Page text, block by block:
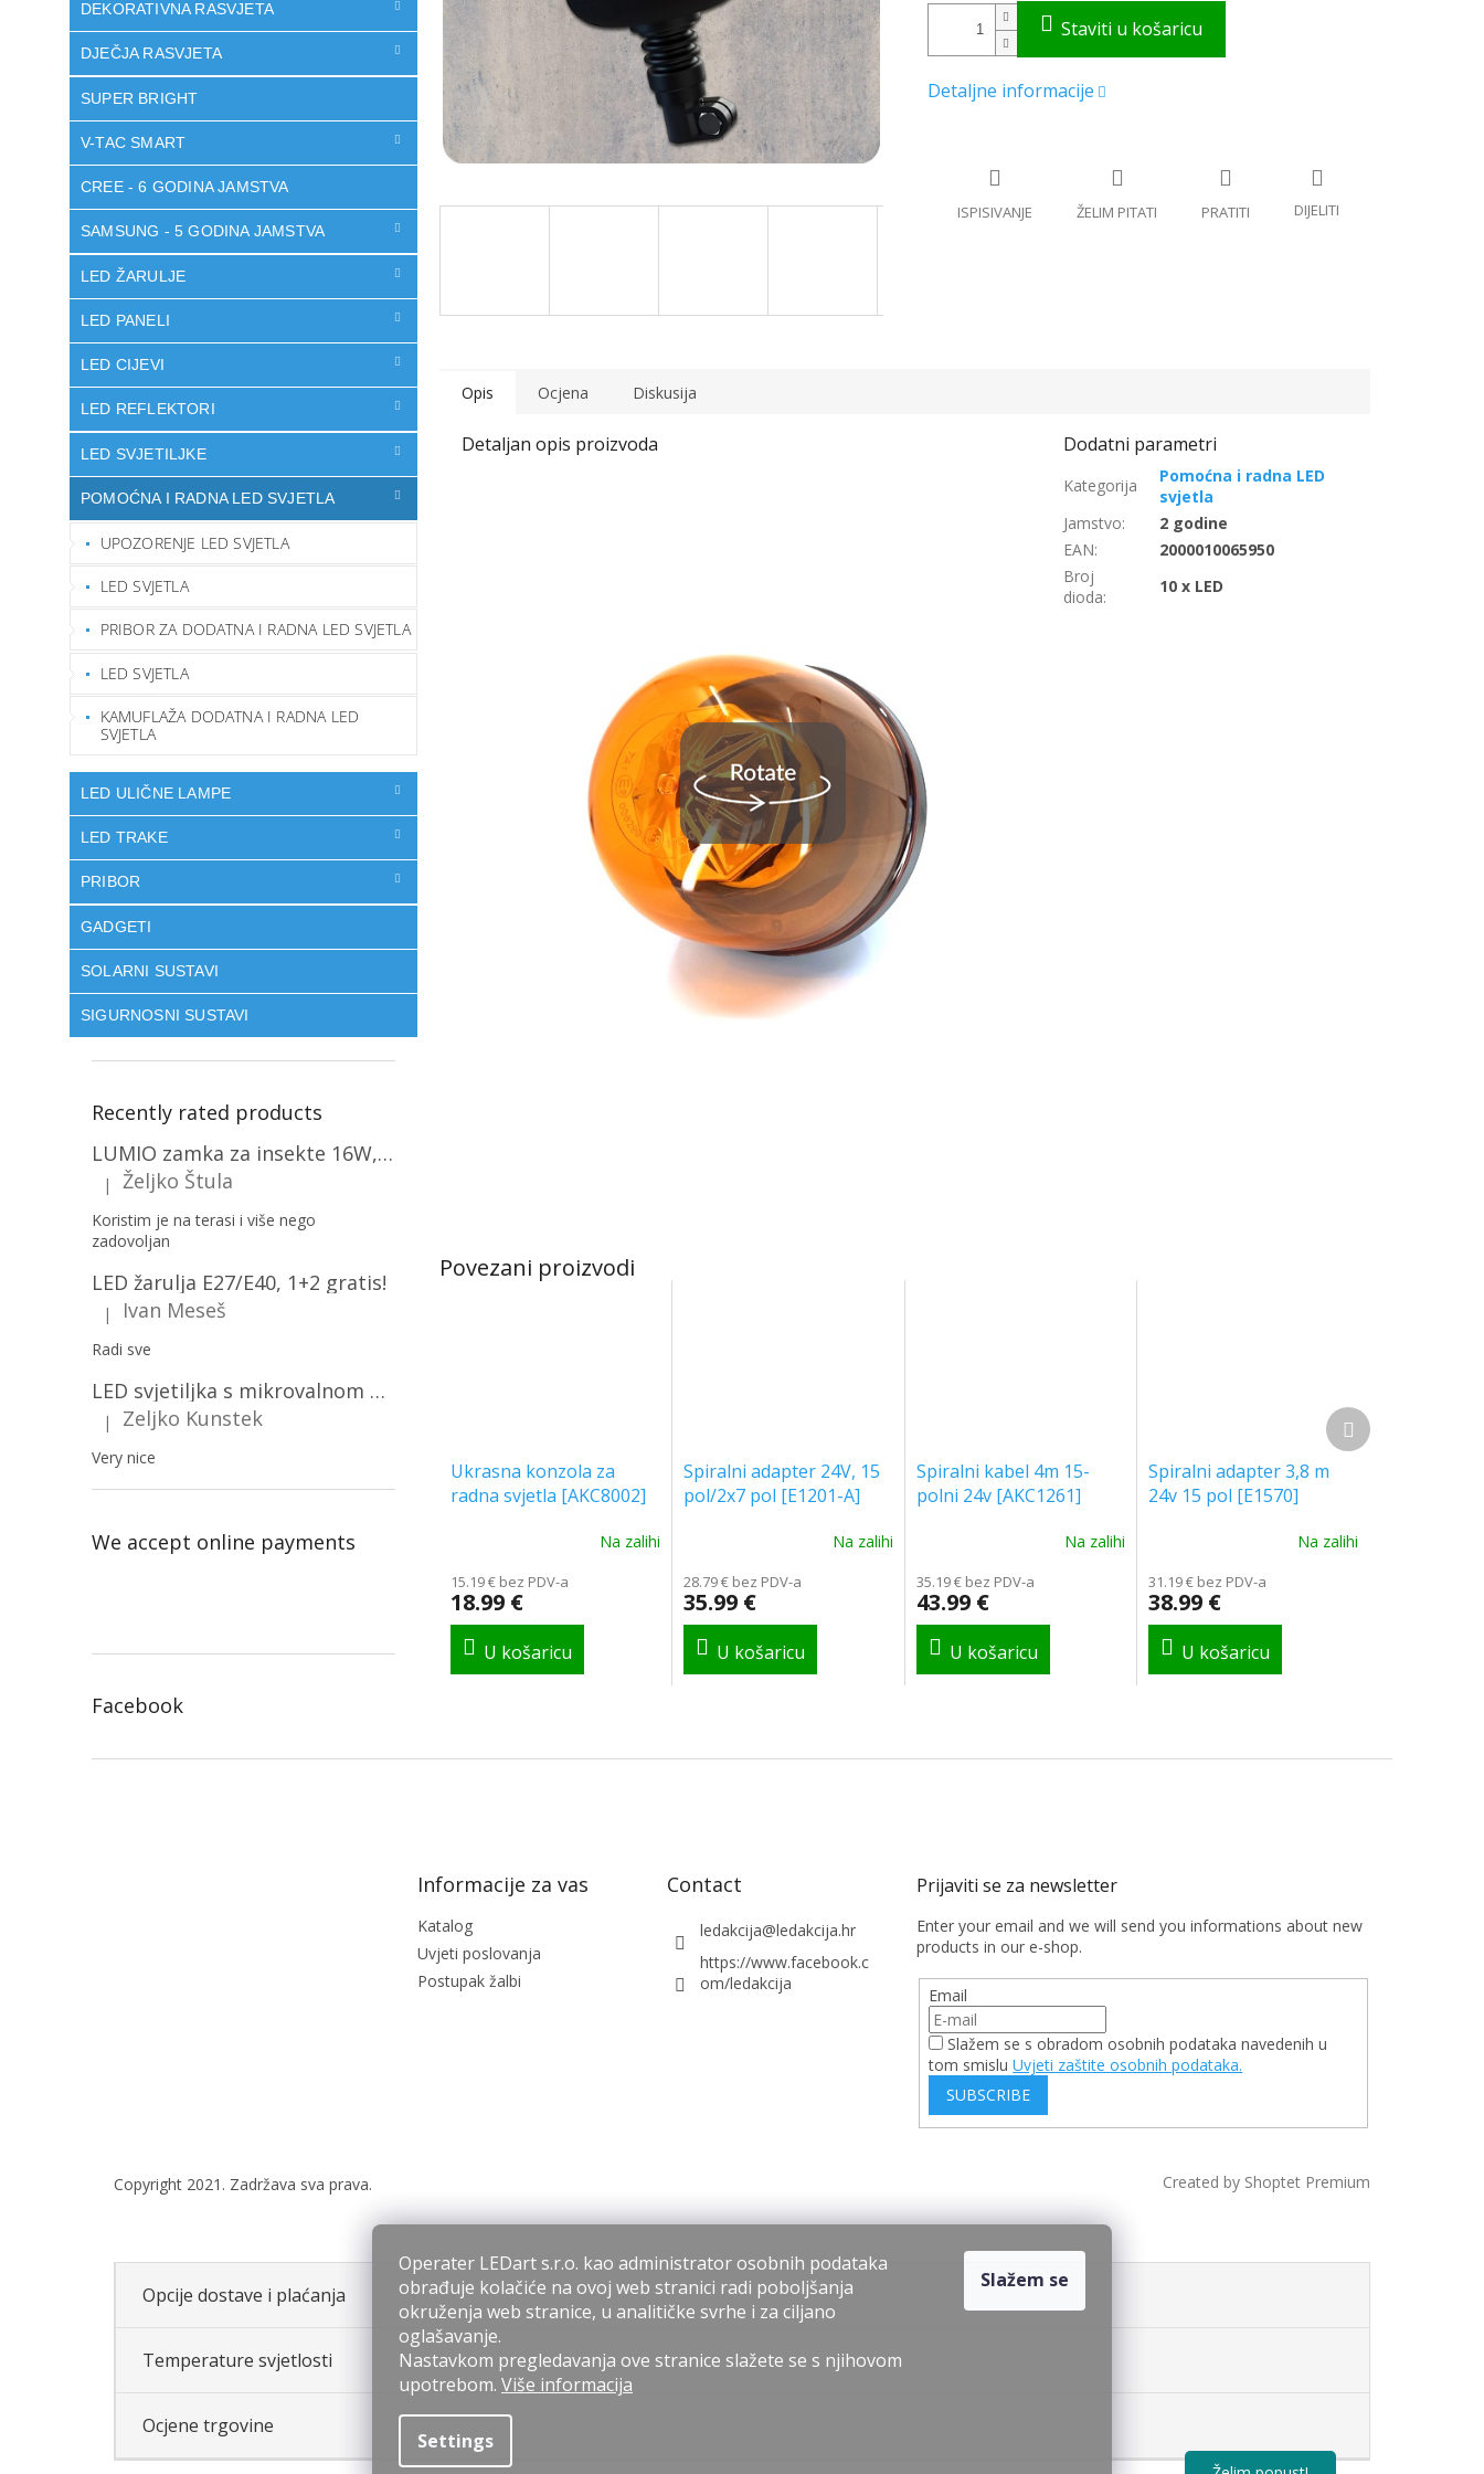
Operater LEDart s.r.o. kao administrator osobnih podataka
obrađuje kolačiće na ovoj web stranici radi poboljšanja
okruženja web stranice, u analitičke svrhe i za ciljano
oglašavanje.
Nastavkom pregledavanja ove stranice slažete se s njihovom
upotrebom. Više informacija
Settings
DEKORATIVNA RASVJETA
DJEČJA RASVJETA
SUPER BRIGHT
V-TAC SMART
CREE - 6 GODINA JAMSTVA
SAMSUNG - 5 GODINA JAMSTVA
LED ŽARULJE
LED PANELI
LED CIJEVI
LED REFLEKTORI
LED SVJETILJKE
POMOĆNA I RADNA LED SVJETLA
UPOZORENJE LED SVJETLA
LED SVJETLA
PRIBOR ZA DODATNA I RADNA LED SVJETLA
LED SVJETLA
KAMUFLAŽA DODATNA I RADNA LED
SVJETLA
LED ULIČNE LAMPE
LED TRAKE
PRIBOR
GADGETI
SOLARNI SUSTAVI
SIGURNOSNI SUSTAVI
Recently rated products
LUMIO zamka za insekte 16W, 1+1 gratis! [MKE004]
The product rating is 5 out of 5 stars.
| Željko Štula
Koristim je na terasi i više nego
zadovoljan
LED žarulja E27/E40, 1+2 gratis!
The product rating is 5 out of 5 stars.
| Ivan Meseš
Radi sve
LED svjetiljka s mikrovalnom pećnicom i svjetlosnim senzorom 36W, 3820lm, okrugla, bijeli okvir/2-PACK!
The product rating is 5 out of 5 stars.
| Zeljko Kunstek
Very nice
We accept online payments
Facebook
Ukrasna konzola za
radna svjetla [AKC8002]
product
rating
is
5.0
out
Na zalihi
15.19 € bez PDV-a
18.99 €
Spiralni adapter 24V, 15
pol/2x7 pol [E1201-A]
product
rating
is
5.0
out
Na zalihi
28.79 € bez PDV-a
35.99 €
Spiralni kabel 4m 15-
polni 24v [AKC1261]
Na zalihi
35.19 € bez PDV-a
43.99 €
Spiralni adapter 3,8 m
24v 15 pol [E1570]
Na zalihi
31.19 € bez PDV-a
38.99 €
Next
product
Opis Ocjena Diskusija
Pomoćna i radna LED
svjetla
Jamstvo:
2 godine
EAN:
2000010065950
Broj
dioda:
10 x LED
Informacije za vas
Katalog
Uvjeti poslovanja
Postupak žalbi
Contact
ledakcija@ledakcija.hr
https://www.facebook.c
om/ledakcija
Enter your email and we will send you informations about new
products in our e-shop.
Email
Slažem se s obradom osobnih podataka navedenih u
tom smisluUvjeti zaštite osobnih podataka.
SUBSCRIBE
Created by Shoptet Premium
Opcije dostave i plaćanja
Temperature svjetlosti
Ocjene trgovine